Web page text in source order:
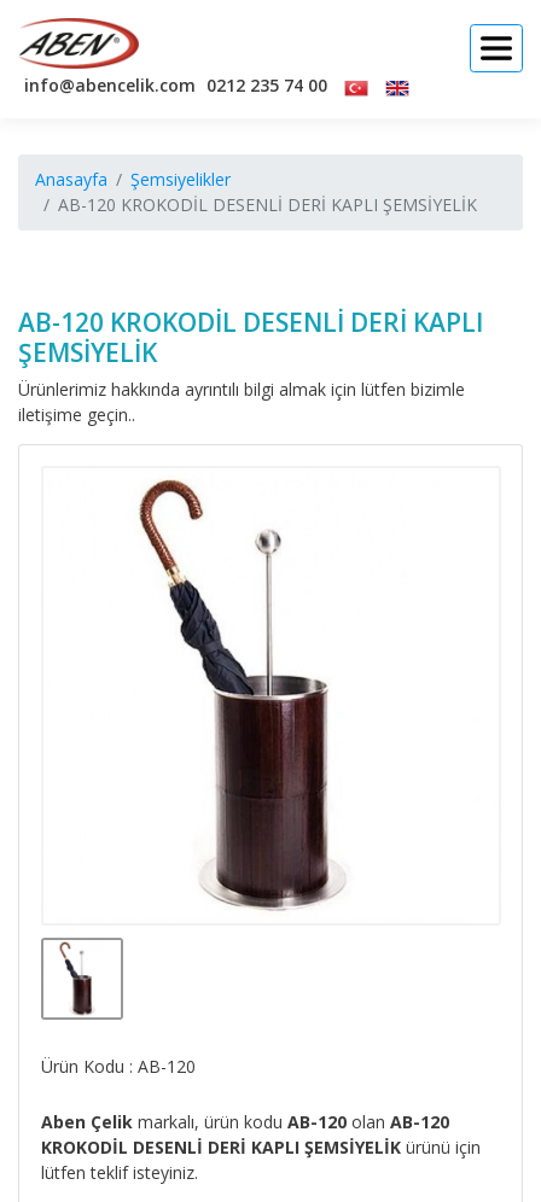
info@abencelik.com 0212 235 74 00
Anasayfa
Şemsiyelikler
AB-120 KROKODİL DESENLİ DERİ KAPLI ŞEMSİYELİK
AB-120 KROKODİL DESENLİ DERİ KAPLI
ŞEMSİYELİK
Ürünlerimiz hakkında ayrıntılı bilgi almak için lütfen bizimle
iletişime geçin..
Ürün Kodu : AB-120
Aben Çelikmarkalı, ürün kodu AB-120olan AB-120
KROKODİL DESENLİ DERİ KAPLI ŞEMSİYELİKürünü için
lütfen teklif isteyiniz.